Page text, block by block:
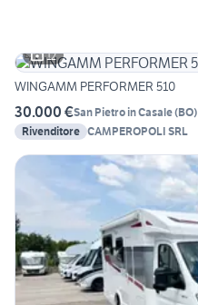
12
WINGAMM PERFORMER 510
30.000 €San Pietro in Casale(BO)
Rivenditore CAMPEROPOLI SRL